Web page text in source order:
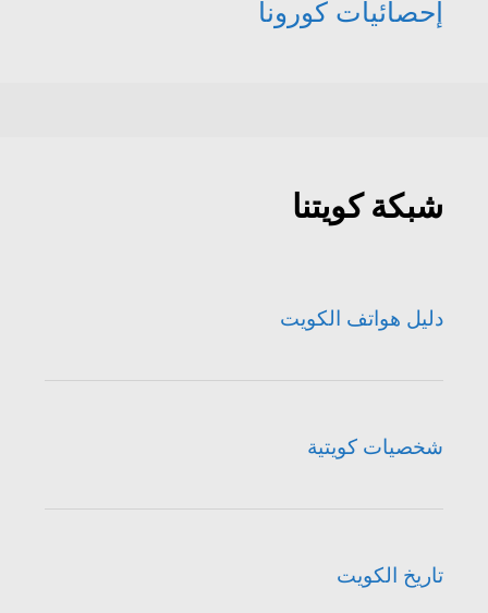
إحصائيات كورونا
شبكة كويتنا
دليل هواتف الكويت
شخصيات كويتية
تاريخ الكويت